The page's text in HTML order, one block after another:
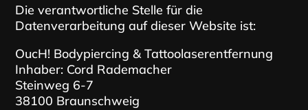
Die verantwortliche Stelle für die
Datenverarbeitung auf dieser Website ist:
OucH! Bodypiercing & Tattoolaserentfernung
Inhaber: Cord Rademacher
Steinweg 6-7
38100 Braunschweig